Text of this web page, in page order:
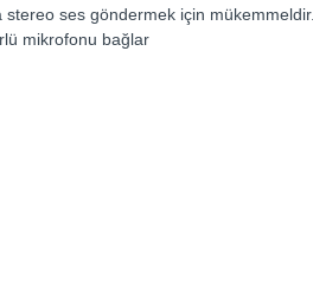
ses göndermek için mükemmeldir.
mikrofonu bağlar